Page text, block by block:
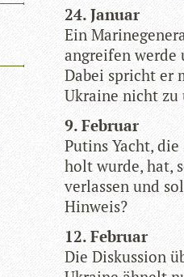
24. Januar
Ein
angrei­fen werde
Dabei spricht er
Ukraine nicht zu
9. Februar
Putins Yacht,
holt wurde, hat,
ver­las­sen und
Hinweis?
12. Februar
Die Dis­kus­sion